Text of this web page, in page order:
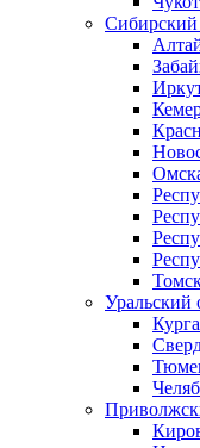
Сибирский
Уральский